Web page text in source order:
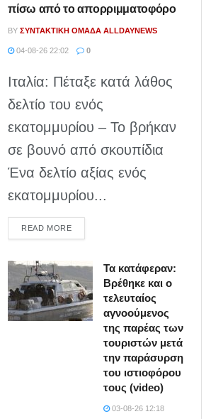
πίσω από το απορριμματοφόρο
BY ΣΥΝΤΑΚΤΙΚΉ ΟΜΆΔΑ ALLDAYNEWS
04-08-26 22:02 0
Ιταλία: Πέταξε κατά λάθος
δελτίο του ενός
εκατομμυρίου – Το βρήκαν
σε βουνό από σκουπίδια
Ένα δελτίο αξίας ενός
εκατομμυρίου...
READ MOREDETAILS
Τα κατάφεραν:
Βρέθηκε και ο
τελευταίος
αγνοούμενος
της παρέας των
τουριστών μετά
την παράσυρση
του ιστιοφόρου
τους (video)
03-08-26 12:18